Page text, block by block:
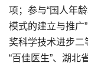
项；参与“国人年
模式的建立与推广
奖科学技术进步二
“百佳医生”、湖北